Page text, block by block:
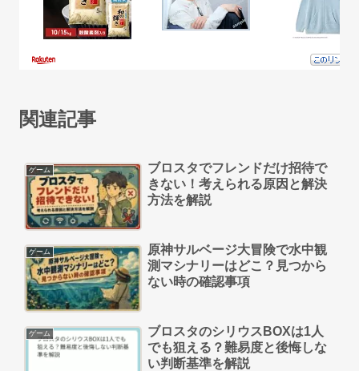
関連記事
ゲーム
ブロスタでフレンドだけ招待で
きない！考えられる原因と解決
方法を解説
ゲーム
原神サルベージ大冒険で水中観
測マシナリーはどこ？見つから
ない時の確認事項
ゲーム
ブロスタのシリウスBOXは1人
でも狙える？難易度と後悔しな
い判断基準を解説